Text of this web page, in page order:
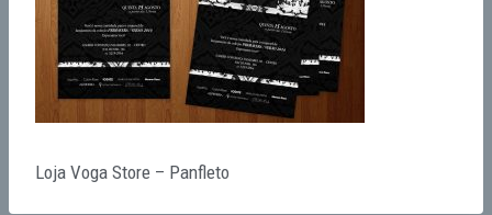
Loja Voga Store – Panfleto